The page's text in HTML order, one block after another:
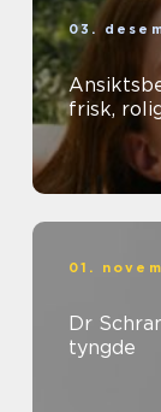
03.
frisk,
01.
Dr
tyngde